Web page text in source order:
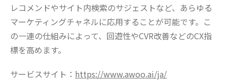
レコメンドやサイト内検索のサジェストなど、あらゆる
マーケティングチャネルに応用することが可能です。こ
の一連の仕組みによって、回遊性やCVR改善などのCX指
標を高めます。
サービスサイト： https://www.awoo.ai/ja/